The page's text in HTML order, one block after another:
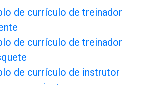
de currículo de treinador
de currículo de treinador
de currículo de instrutor